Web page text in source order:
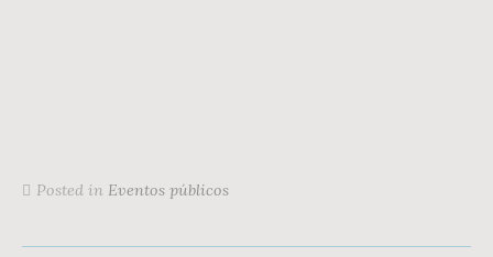
Posted in Eventos públicos